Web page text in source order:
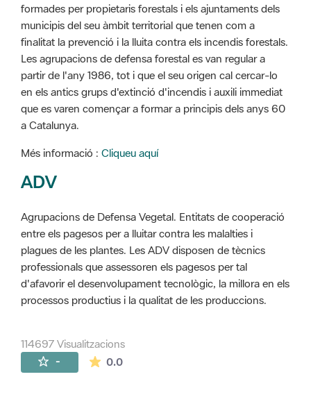
formades per propietaris forestals i els ajuntaments dels
municipis del seu àmbit territorial que tenen com a
finalitat la prevenció i la lluita contra els incendis forestals.
Les agrupacions de defensa forestal es van regular a
partir de l'any 1986, tot i que el seu origen cal cercar-lo
en els antics grups d'extinció d'incendis i auxili immediat
que es varen començar a formar a principis dels anys 60
a Catalunya.
Més informació : Cliqueu aquí
ADV
Agrupacions de Defensa Vegetal. Entitats de cooperació
entre els pagesos per a lluitar contra les malalties i
plagues de les plantes. Les ADV disposen de tècnics
professionals que assessoren els pagesos per tal
d'afavorir el desenvolupament tecnològic, la millora en els
processos productius i la qualitat de les produccions.
114697 Visualitzacions
- 0.0La mitjana de les valoracions és de 0